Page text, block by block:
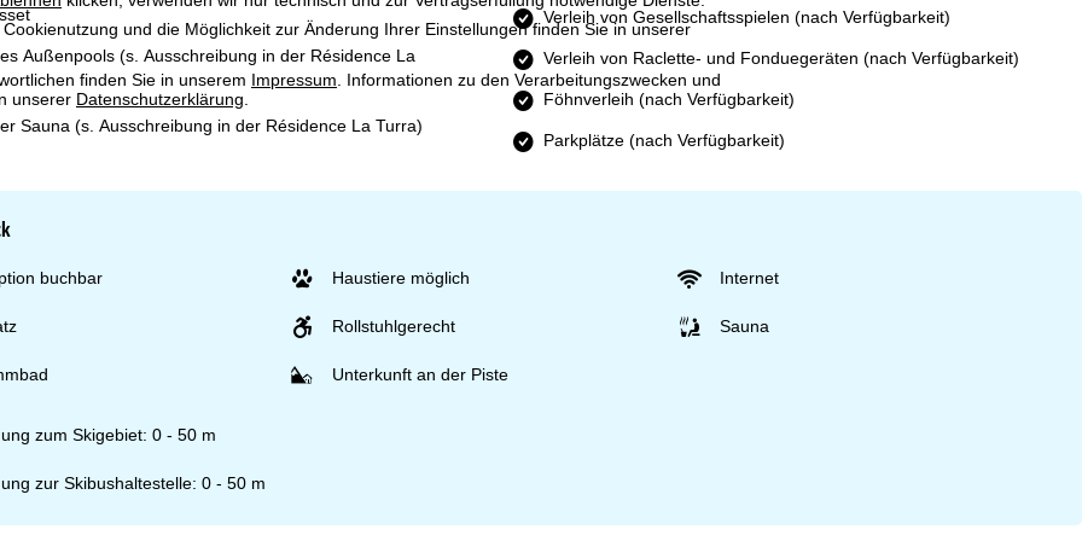
und die Möglichkeit zur Änderung Ihrer Einstellungen finden Sie in unserer
finden Sie in unserem Impressum. Informationen zu den Verarbeitungszwecken und
unserer Datenschutzerklärung.
Außenpools (s. Ausschreibung in der Résidence La
Sauna (s. Ausschreibung in der Résidence La Turra)
Verleih von Gesellschaftsspielen (nach Verfügbarkeit)
Verleih von Raclette- und Fonduegeräten (nach Verfügbarkeit)
Föhnverleih (nach Verfügbarkeit)
Parkplätze (nach Verfügbarkeit)
buchbar Haustiere möglich Internet
Rollstuhlgerecht Sauna
Unterkunft an der Piste
zum Skigebiet: 0 - 50 m
zur Skibushaltestelle: 0 - 50 m